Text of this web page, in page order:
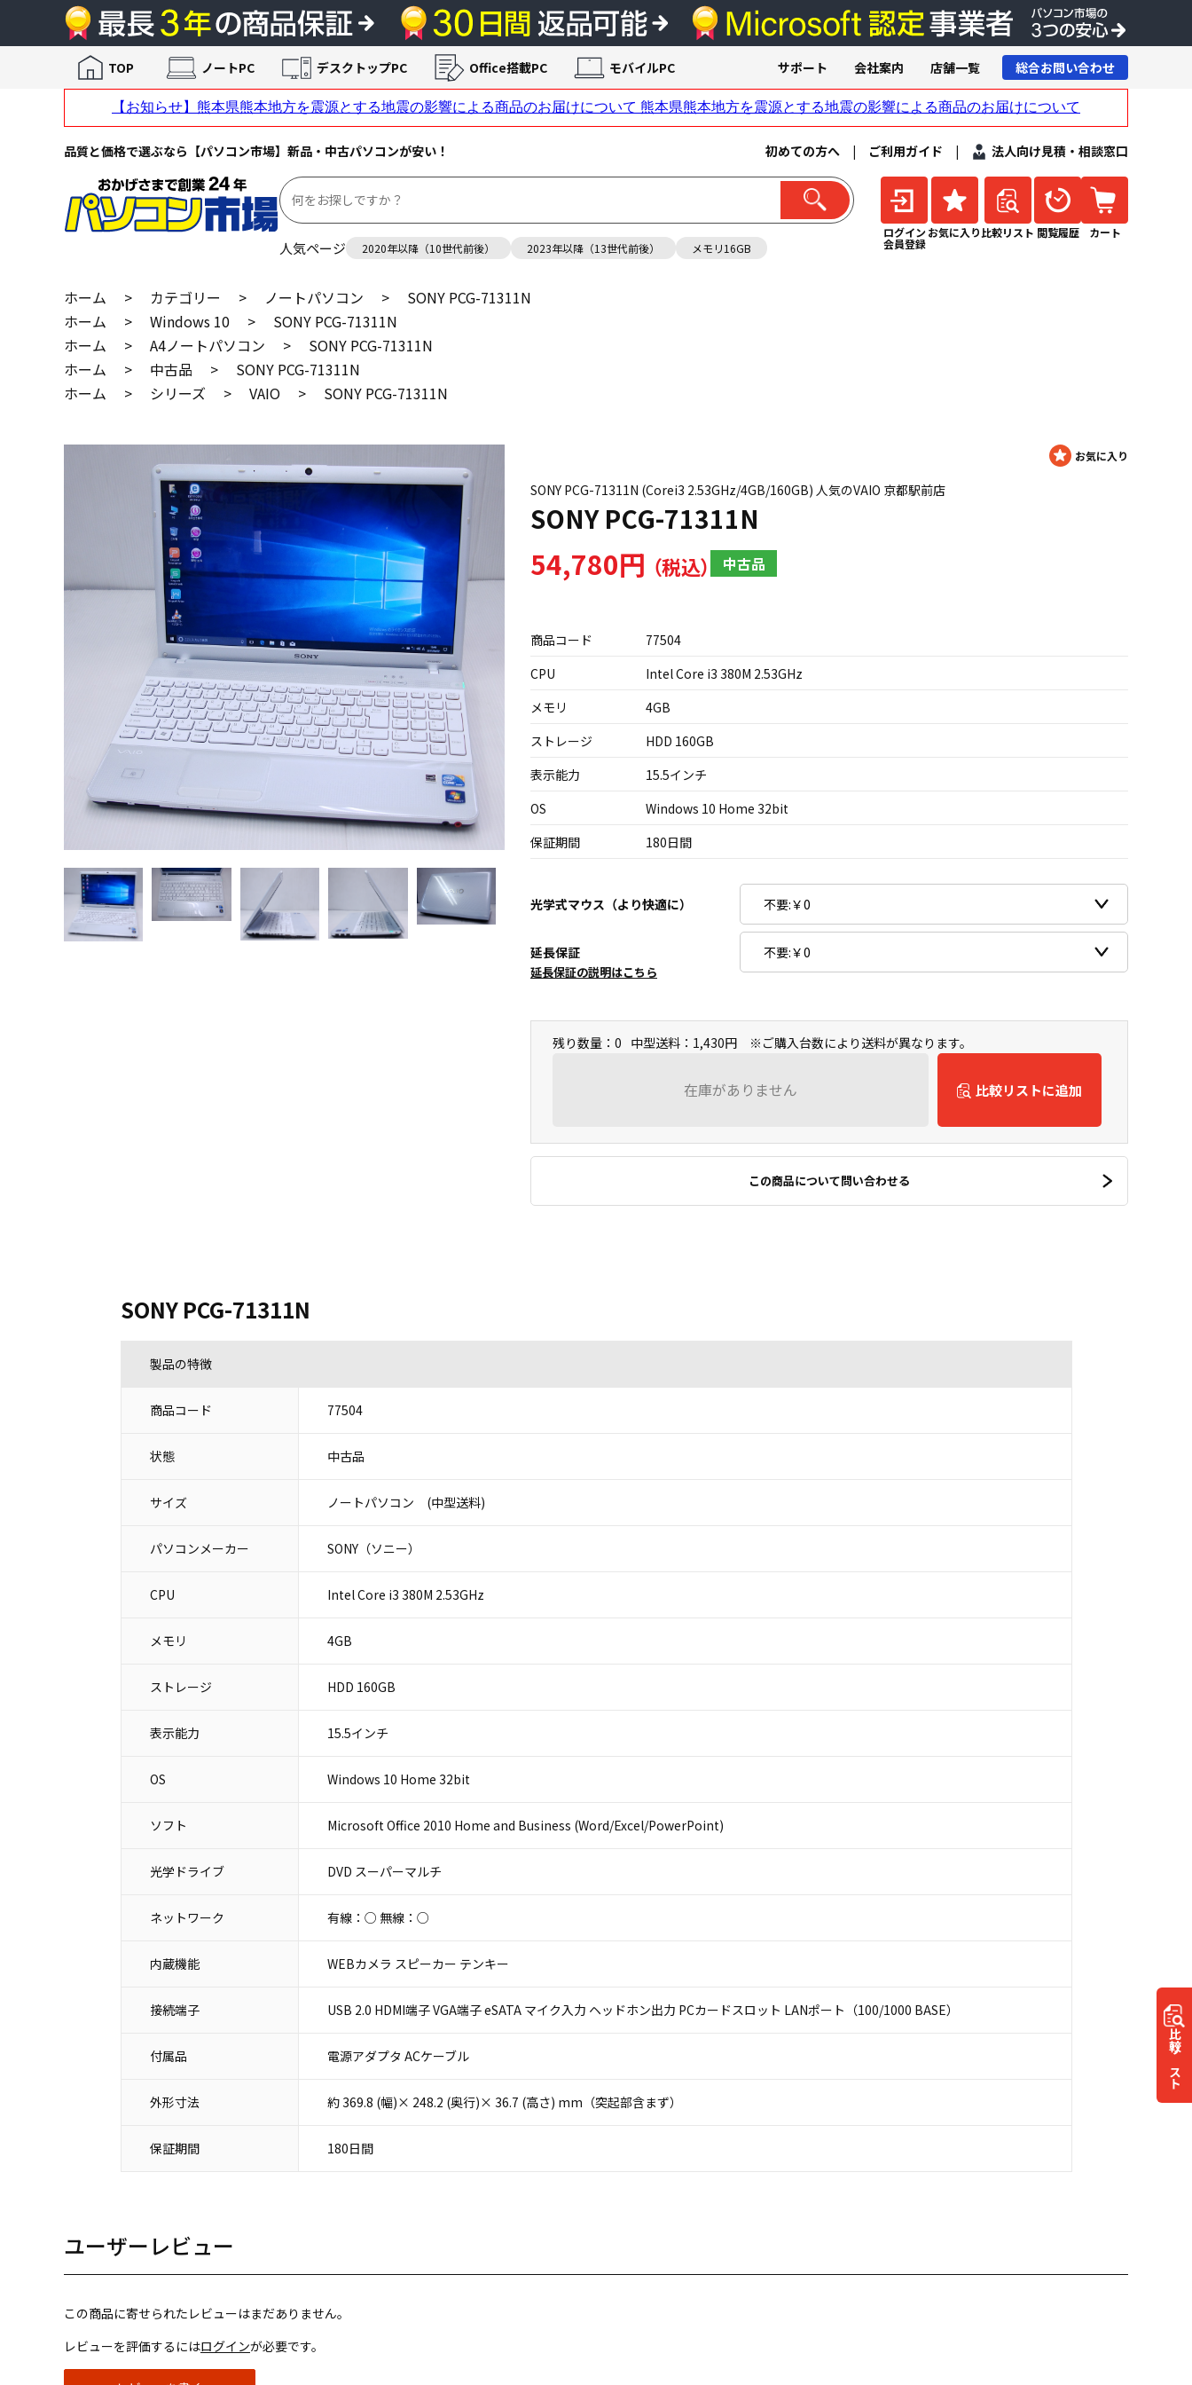
品質と価格で選ぶなら【パソコン市場】新品・中古パソコンが安い！ 初めての方へ | ご利用ガイド | 法人向け見積・相談窓口
人気ページ 2020年以降（10世代前後） 2023年以降（13世代前後） メモリ16GB
ログイン
会員登録
お気に入り 比較リスト 閲覧履歴 カート
TOP ノートPC デスクトップPC Office搭載PC モバイルPC サポート 会社案内 店舗一覧 総合お問い合わせ
ホーム > カテゴリー > ノートパソコン >
SONY PCG-71311N
ホーム
> Windows 10 >
SONY PCG-71311N
ホーム
> A4ノートパソコン >
SONY PCG-71311N
ホーム
> 中古品 >
SONY PCG-71311N
ホーム
> シリーズ > VAIO > SONY PCG-71311N
SONY PCG-71311N (Corei3 2.53GHz/4GB/160GB) 人気のVAIO 京都駅前店
SONY PCG-71311N
54,780円 中古品
商品コード
77504
CPU
Intel Core i3 380M 2.53GHz
メモリ
4GB
ストレージ
HDD 160GB
表示能力
15.5インチ
OS
Windows 10 Home 32bit
保証期間
180日間
光学式マウス（より快適に）
延長保証
延長保証の説明はこちら
残り数量：0 中型送料：1,430円 ※ご購入台数により送料が異なります。
在庫がありません 比較リストに追加
この商品について問い合わせる
比較
リスト
SONY PCG-71311N
製品の特徴
商品コード 77504
状態 中古品
サイズ ノートパソコン (中型送料)
パソコンメーカー SONY（ソニー）
CPU Intel Core i3 380M 2.53GHz
メモリ 4GB
ストレージ HDD 160GB
表示能力 15.5インチ
OS Windows 10 Home 32bit
ソフト Microsoft Office 2010 Home and Business (Word/Excel/PowerPoint)
光学ドライブ DVD スーパーマルチ
ネットワーク 有線：○ 無線：○
内蔵機能 WEBカメラ スピーカー テンキー
接続端子 USB 2.0 HDMI端子 VGA端子 eSATA マイク入力 ヘッドホン出力 PCカードスロット LANポート（100/1000 BASE）
付属品 電源アダプタ ACケーブル
外形寸法 約 369.8 (幅)× 248.2 (奥行)× 36.7 (高さ) mm（突起部含まず）
保証期間 180日間
ユーザーレビュー
この商品に寄せられたレビューはまだありません。
レビューを評価するにはログインが必要です。